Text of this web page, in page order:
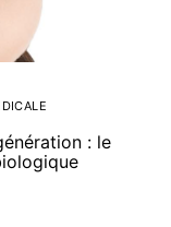
: le